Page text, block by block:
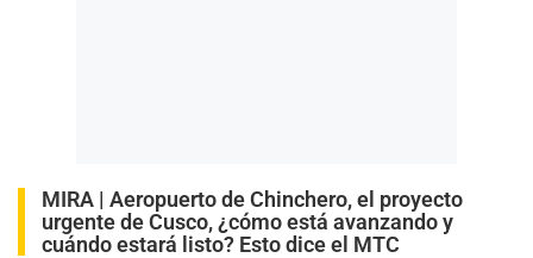
MIRA | Aeropuerto de Chinchero, el proyecto
urgente de Cusco, ¿cómo está avanzando y
cuándo estará listo? Esto dice el MTC